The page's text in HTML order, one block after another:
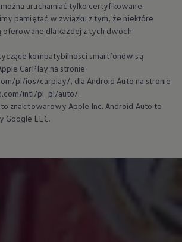
uruchamiać tylko certyfikowane
pamiętać w związku z tym, że niektóre
oferowane dla każdej z tych dwóch
kompatybilności smartfonów są
CarPlay na stronie
pl/ios/carplay/, dla Android Auto na stronie
intl/pl_pl/auto/.
znak towarowy Apple Inc. Android Auto to
Google LLC.